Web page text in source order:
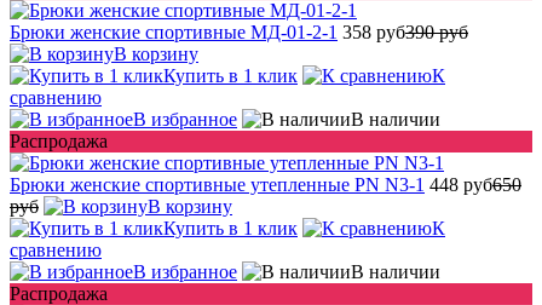
Брюки женские спортивные МД-01-2-1 358 руб390 руб
В корзину
Купить в 1 клик
К
сравнению
В избранное
В наличии
Распродажа
Брюки женские спортивные утепленные PN N3-1 448 руб650
руб
В корзину
Купить в 1 клик
К
сравнению
В избранное
В наличии
Распродажа